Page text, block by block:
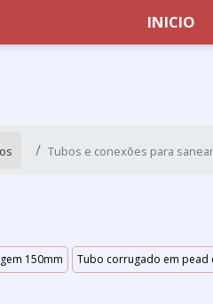
INICIO
Tubos e conexões para
150mm Tubo corrugado em pead